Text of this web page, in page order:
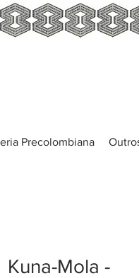
Precolombiana
Kuna-Mola -